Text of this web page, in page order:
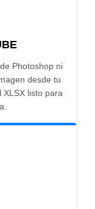
Photoshop ni
desde tu
listo para